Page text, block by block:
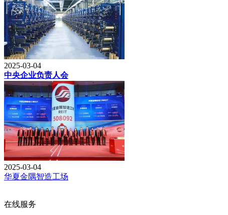
2025-03-04
中央企业负责人会
2025-03-04
华夏金隅智造工场
在线服务